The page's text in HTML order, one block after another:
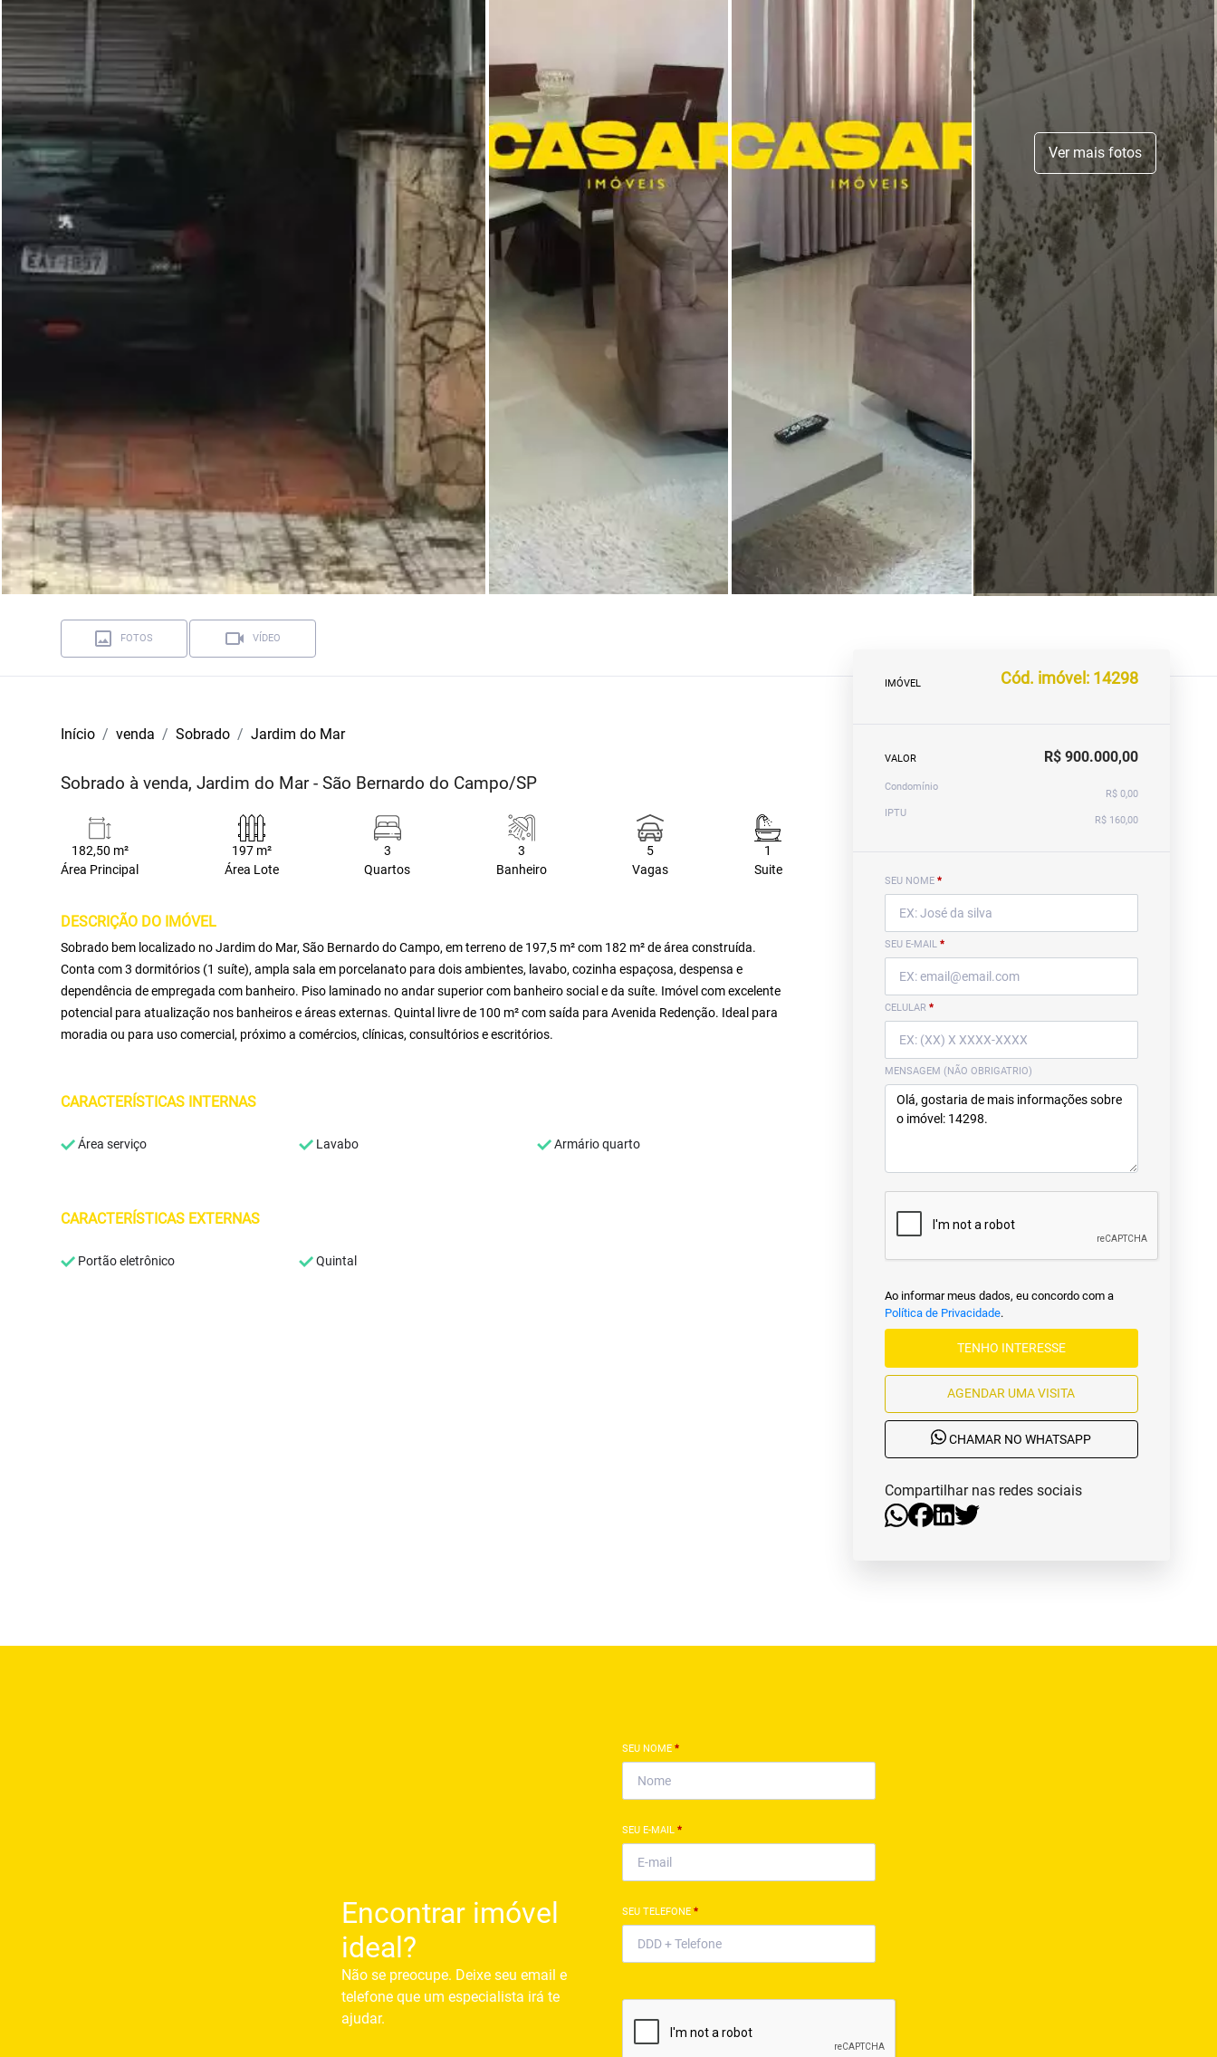
Ver mais fotos
FOTOS VÍDEO
Início venda Sobrado Jardim do Mar
Sobrado à venda, Jardim do Mar - São Bernardo do Campo/SP
182,50 m²
Área Principal
197 m²
Área Lote
3
Quartos
3
Banheiro
5
Vagas
1
Suite
DESCRIÇÃO DO IMÓVEL
Sobrado bem localizado no Jardim do Mar, São Bernardo do Campo, em terreno de 197,5 m² com 182 m² de área construída.
Conta com 3 dormitórios (1 suíte), ampla sala em porcelanato para dois ambientes, lavabo, cozinha espaçosa, despensa e
dependência de empregada com banheiro. Piso laminado no andar superior com banheiro social e da suíte. Imóvel com excelente
potencial para atualização nos banheiros e áreas externas. Quintal livre de 100 m² com saída para Avenida Redenção. Ideal para
moradia ou para uso comercial, próximo a comércios, clínicas, consultórios e escritórios.
CARACTERÍSTICAS INTERNAS
Área serviço Lavabo Armário quarto
CARACTERÍSTICAS EXTERNAS
Portão eletrônico Quintal
IMÓVEL Cód. imóvel: 14298
VALOR R$ 900.000,00
Condomínio
R$ 0,00
IPTU
R$ 160,00
SEU NOME *
SEU E-MAIL *
CELULAR *
MENSAGEM (NÃO OBRIGATRIO)
Ao informar meus dados, eu concordo com a
Política de Privacidade.
TENHO INTERESSE
AGENDAR UMA VISITA
CHAMAR NO WHATSAPP
Compartilhar nas redes sociais
Encontrar imóvel
ideal?
Não se preocupe. Deixe seu email e
telefone que um especialista irá te
ajudar.
SEU NOME *
SEU E-MAIL *
SEU TELEFONE *